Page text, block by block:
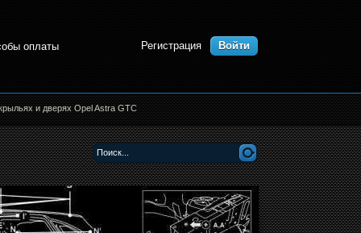
оплаты Регистрация Войти
и дверях Opel Astra GTC